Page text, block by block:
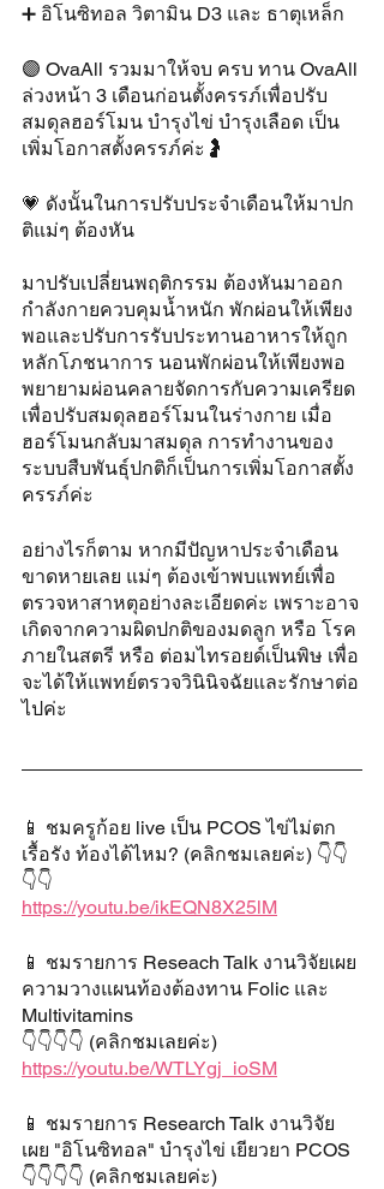
➕ อิโนซิทอล วิตามิน D3 และ ธาตุเหล็ก
🟣 OvaAll รวมมาให้จบ ครบ ทาน OvaAll
ล่วงหน้า 3 เดือนก่อนตั้งครรภ์เพื่อปรับ
สมดุลฮอร์โมน บำรุงไข่ บำรุงเลือด เป็น
เพิ่มโอกาสตั้งครรภ์ค่ะ🤰
💗 ดังนั้นในการปรับประจำเดือนให้มาปก
ติแม่ๆ ต้องหัน
มาปรับเปลี่ยนพฤติกรรม ต้องหันมาออก
กำลังกายควบคุมน้ำหนัก พักผ่อนให้เพียง
พอและปรับการรับประทานอาหารให้ถูก
หลักโภชนาการ นอนพักผ่อนให้เพียงพอ
พยายามผ่อนคลายจัดการกับความเครียด
เพื่อปรับสมดุลฮอร์โมนในร่างกาย เมื่อ
ฮอร์โมนกลับมาสมดุล การทำงานของ
ระบบสืบพันธุ์ปกติก็เป็นการเพิ่มโอกาสตั้ง
ครรภ์ค่ะ
อย่างไรก็ตาม หากมีปัญหาประจำเดือน
ขาดหายเลย แม่ๆ ต้องเข้าพบแพทย์เพื่อ
ตรวจหาสาหตุอย่างละเอียดค่ะ เพราะอาจ
เกิดจากความผิดปกติของมดลูก หรือ โรค
ภายในสตรี หรือ ต่อมไทรอยด์เป็นพิษ เพื่อ
จะได้ให้แพทย์ตรวจวินินิจฉัยและรักษาต่อ
ไปค่ะ
📱 ชมครูก้อย live เป็น PCOS ไข่ไม่ตก
เรื้อรัง ท้องได้ไหม? (คลิกชมเลยค่ะ) 👇👇
👇👇
https://youtu.be/ikEQN8X25lM
📱 ชมรายการ Reseach Talk งานวิจัยเผย
ความวางแผนท้องต้องทาน Folic และ
Multivitamins
👇👇👇👇 (คลิกชมเลยค่ะ)
https://youtu.be/WTLYgj_ioSM
📱 ชมรายการ Research Talk งานวิจัย
เผย "อิโนซิทอล" บำรุงไข่ เยียวยา PCOS
👇👇👇👇 (คลิกชมเลยค่ะ)